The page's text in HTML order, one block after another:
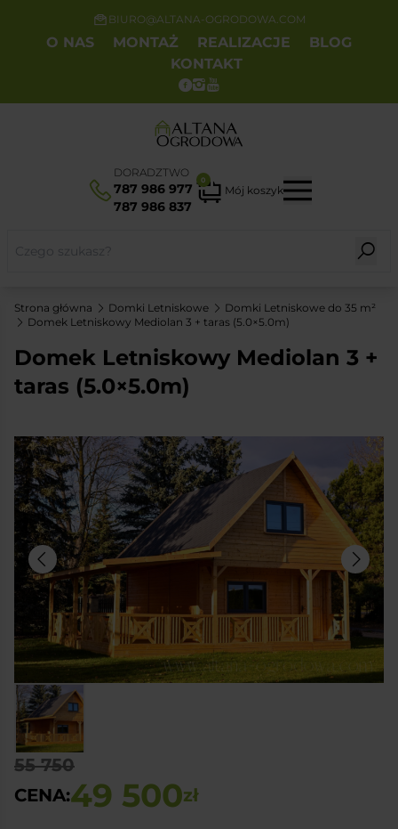
BIURO@ALTANA-OGRODOWA.COM
O NAS MONTAŻ REALIZACJE
BLOG
KONTAKT
DORADZTWO
787 986 977
787 986 837
0
Mój koszyk
Strona główna Domki Letniskowe
Domki Letniskowe do 35 m²
Domek Letniskowy Mediolan 3 + taras (5.0×5.0m)
Domek Letniskowy Mediolan 3 +
taras (5.0×5.0m)
55 750
CENA:49 500zł